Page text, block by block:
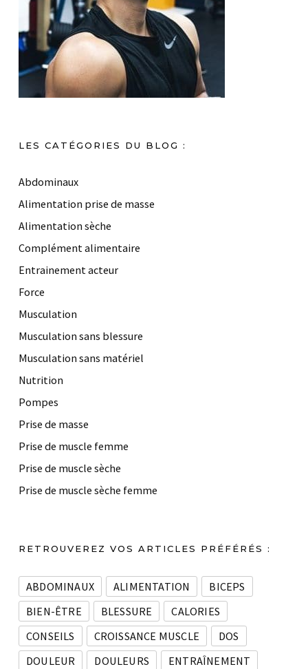
LES CATÉGORIES DU BLOG :
Abdominaux
Alimentation prise de masse
Alimentation sèche
Complément alimentaire
Entrainement acteur
Force
Musculation
Musculation sans blessure
Musculation sans matériel
Nutrition
Pompes
Prise de masse
Prise de muscle femme
Prise de muscle sèche
Prise de muscle sèche femme
RETROUVEREZ VOS ARTICLES PRÉFÉRÉS :
ABDOMINAUX ALIMENTATION
BICEPS
BIEN-ÊTRE
BLESSURE
CALORIES
CONSEILS
CROISSANCE MUSCLE
DOS
DOULEUR
DOULEURS
ENTRAÎNEMENT